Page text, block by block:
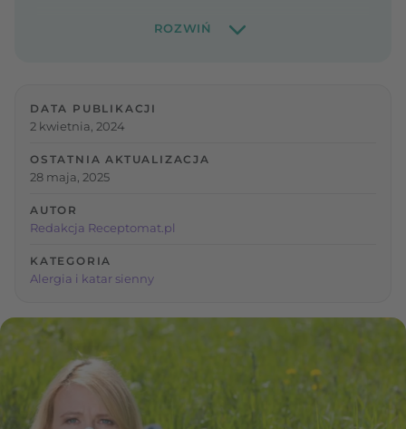
DATA PUBLIKACJI
2 kwietnia, 2024
OSTATNIA AKTUALIZACJA
28 maja, 2025
AUTOR
Redakcja Receptomat.pl
KATEGORIA
Alergia i katar sienny